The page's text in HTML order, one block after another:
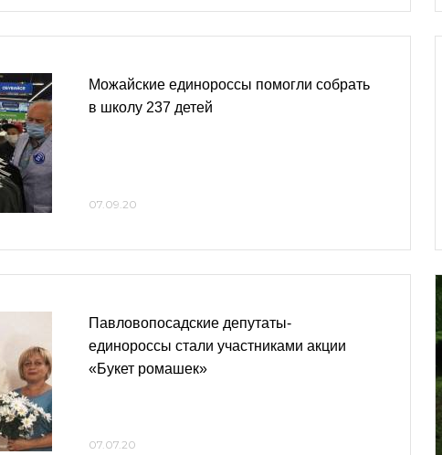
Можайские единороссы помогли собрать
в школу 237 детей
07.09.20
Павловопосадские депутаты-
единороссы стали участниками акции
«Букет ромашек»
07.07.20